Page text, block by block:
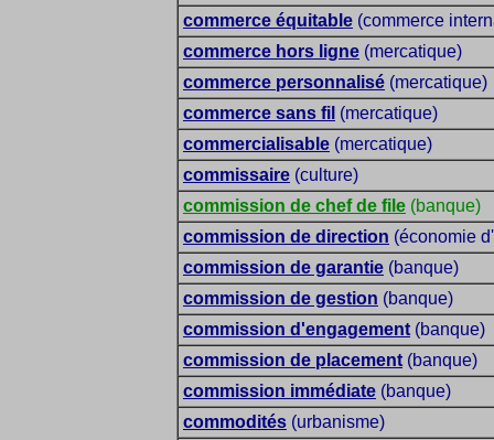
commerce équitable (commerce
commerce hors ligne (mercatique)
commerce personnalisé (mercatique)
commerce sans fil (mercatique)
commercialisable (mercatique)
commissaire (culture)
commission de chef de file (banque)
commission de direction (économie
commission de garantie (banque)
commission de gestion (banque)
commission d'engagement (banque)
commission de placement (banque)
commission immédiate (banque)
commodités (urbanisme)